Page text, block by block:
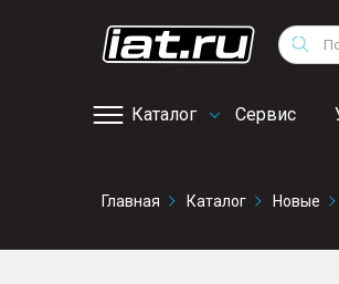
Поиск
Каталог Сервис
сервис
Снегоходы
Квадроциклы
Главная Каталог Новые